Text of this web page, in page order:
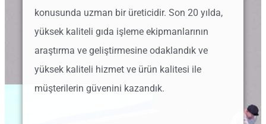
konusunda uzman bir üreticidir. Son 20 yılda,
yüksek kaliteli gıda işleme ekipmanlarının
araştırma ve geliştirmesine odaklandık ve
yüksek kaliteli hizmet ve ürün kalitesi ile
müşterilerin güvenini kazandık.